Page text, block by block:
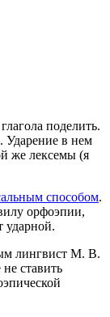
поделить.
Ударение в нем
же лексемы (я
способом.
орфоэпии,
ударной.
лингвист М. В.
ставить